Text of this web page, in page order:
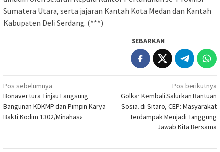
Sumatera Utara, serta jajaran Kantah Kota Medan dan Kantah
Kabupaten Deli Serdang. (***)
SEBARKAN
Navigasi
pos
Pos sebelumnya
Bonaventura Tinjau Langsung
Bangunan KDKMP dan Pimpin Karya
Bakti Kodim 1302/Minahasa
Pos berikutnya
Golkar Kembali Salurkan Bantuan
Sosial di Sitaro, CEP: Masyarakat
Terdampak Menjadi Tanggung
Jawab Kita Bersama